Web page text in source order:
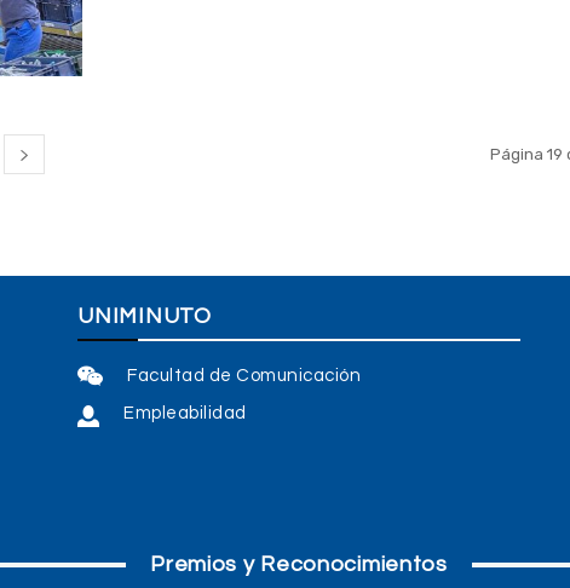
Página 19
UNIMINUTO
Facultad de Comunicación
Empleabilidad
Premios y Reconocimientos